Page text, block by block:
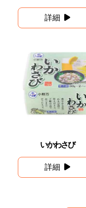
詳細
いかわさび
詳細